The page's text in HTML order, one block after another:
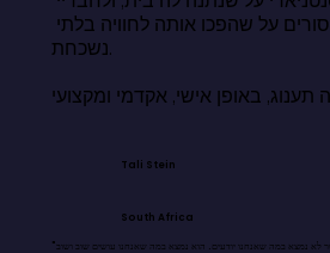
נשכחת.
Tali Stein
South Africa